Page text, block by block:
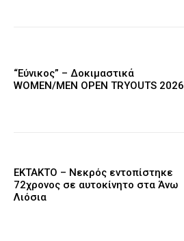
“Εύνικος” – Δοκιμαστικά
WOMEN/MEN OPEN TRYOUTS 2026
EKTAKTO – Νεκρός εντοπίστηκε
72χρονος σε αυτοκίνητο στα Άνω
Λιόσια